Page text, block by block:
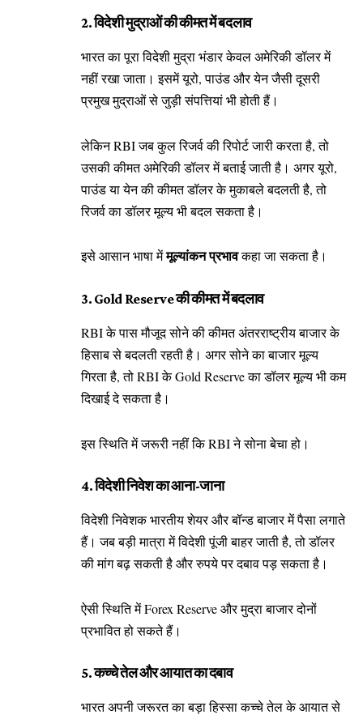
2. विदेशी मुद्राओं की कीमत में बदलाव
भारत का पूरा विदेशी मुद्रा भंडार केवल अमेरिकी डॉलर में
नहीं रखा जाता। इसमें यूरो, पाउंड और येन जैसी दूसरी
प्रमुख मुद्राओं से जुड़ी संपत्तियां भी होती हैं।
लेकिन RBI जब कुल रिजर्व की रिपोर्ट जारी करता है, तो
उसकी कीमत अमेरिकी डॉलर में बताई जाती है। अगर यूरो,
पाउंड या येन की कीमत डॉलर के मुकाबले बदलती है, तो
रिजर्व का डॉलर मूल्य भी बदल सकता है।
इसे आसान भाषा मेंमूल्यांकन प्रभावकहा जा सकता है।
3. Gold Reserve की कीमत में बदलाव
RBI के पास मौजूद सोने की कीमत अंतरराष्ट्रीय बाजार के
हिसाब से बदलती रहती है। अगर सोने का बाजार मूल्य
गिरता है, तो RBI के Gold Reserve का डॉलर मूल्य भी कम
दिखाई दे सकता है।
इस स्थिति में जरूरी नहीं कि RBI ने सोना बेचा हो।
4. विदेशी निवेश का आना-जाना
विदेशी निवेशक भारतीय शेयर और बॉन्ड बाजार में पैसा लगाते
हैं। जब बड़ी मात्रा में विदेशी पूंजी बाहर जाती है, तो डॉलर
की मांग बढ़ सकती है और रुपये पर दबाव पड़ सकता है।
ऐसी स्थिति में Forex Reserve और मुद्रा बाजार दोनों
प्रभावित हो सकते हैं।
5. कच्चे तेल और आयात का दबाव
भारत अपनी जरूरत का बड़ा हिस्सा कच्चे तेल के आयात से